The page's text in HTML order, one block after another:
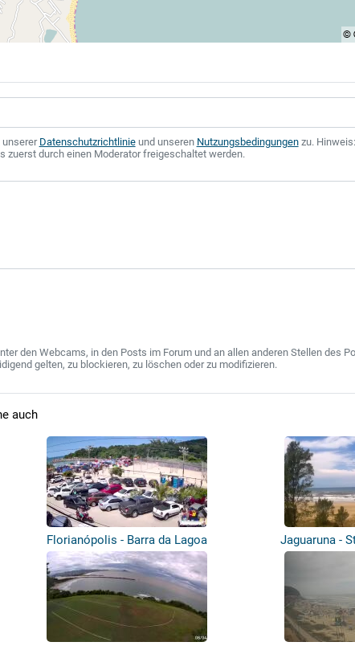
unsererDatenschutzrichtlinieund unseren Nutzungsbedingungenzu.
durch einen Moderator freigeschaltet werden.
den Webcams, in den Posts im Forum und an allen anderen Stellen des
gelten, zu blockieren, zu löschen oder zu modifizieren.
auch
Florianópolis - Barra da Lagoa Jaguaruna -